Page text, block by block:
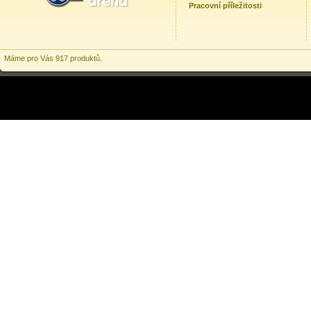
Pracovní příležitosti
Máme pro Vás 917 produktů.